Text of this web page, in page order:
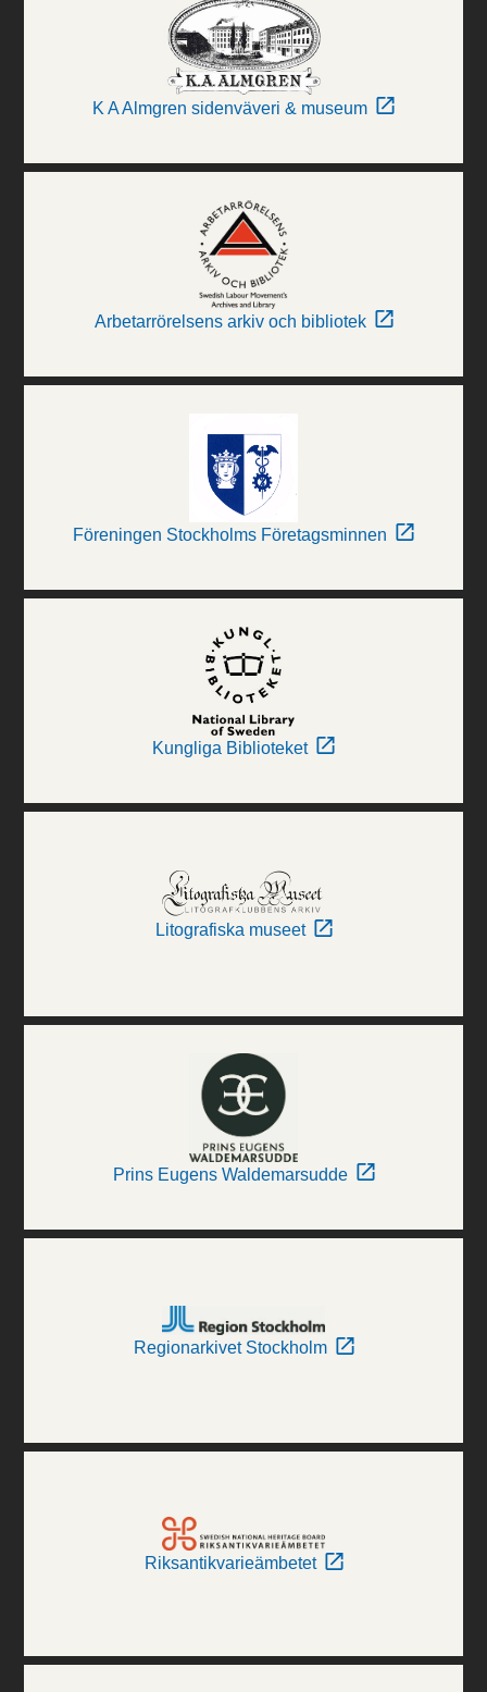
K A Almgren sidenväveri & museum
Arbetarrörelsens arkiv och bibliotek
Föreningen Stockholms Företagsminnen
Kungliga Biblioteket
Litografiska museet
Prins Eugens Waldemarsudde
Regionarkivet Stockholm
Riksantikvarieämbetet